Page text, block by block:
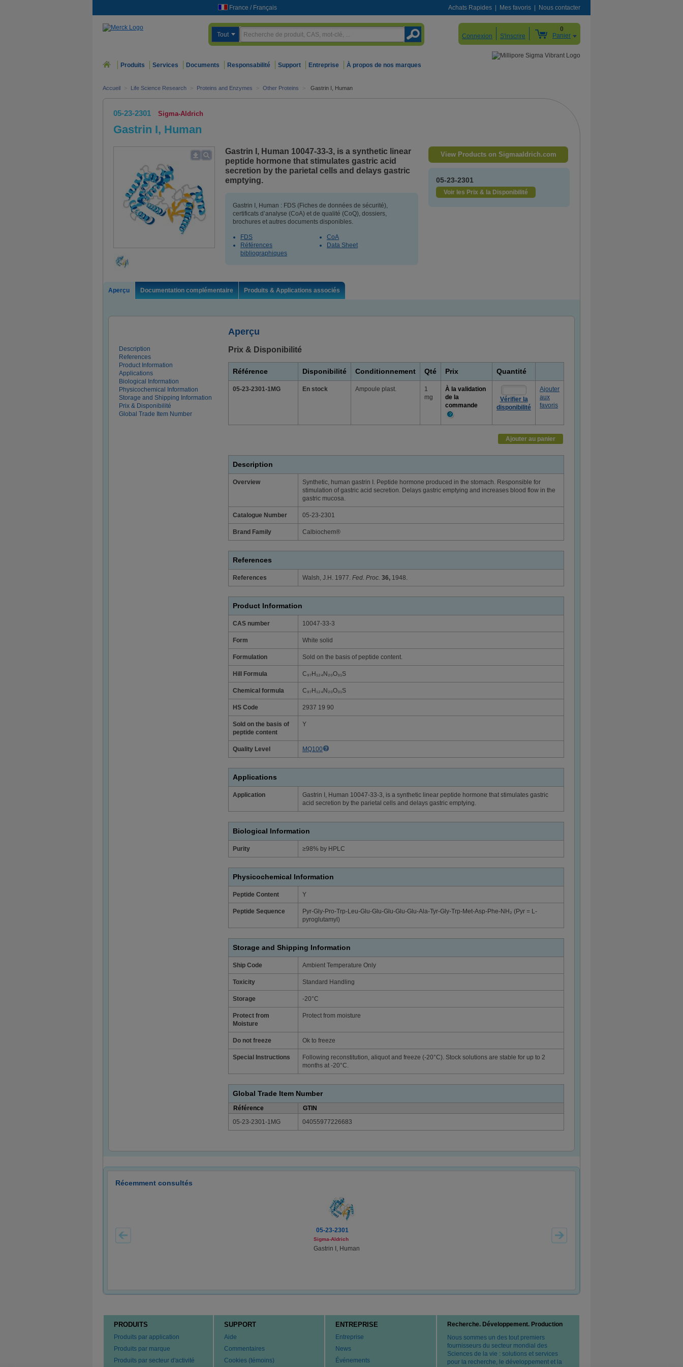
France / Français Achats Rapides Mes favoris Nous contacter
Tout Connexion S'inscrire
0
Panier
Produits Services Documents Responsabilité Support Entreprise À propos de nos marques
Accueil > Life Science Research > Proteins and Enzymes > Other Proteins > Gastrin I, Human
05-23-2301 Sigma-Aldrich
Gastrin I, Human
Gastrin I, Human 10047-33-3, is a synthetic linear
peptide hormone that stimulates gastric acid
secretion by the parietal cells and delays gastric
emptying.
Gastrin I, Human : FDS (Fiches de données de sécurité),
certificats d’analyse (CoA) et de qualité (CoQ), dossiers,
brochures et autres documents disponibles.
FDS
CoA
Références
bibliographiques
Data Sheet
View Products on Sigmaaldrich.com
05-23-2301
Voir les Prix & la Disponibilité
Aperçu Documentation complémentaire Produits & Applications associés
Aperçu
Description
References
Product Information
Applications
Biological Information
Physicochemical Information
Storage and Shipping Information
Prix & Disponibilité
Global Trade Item Number
Prix & Disponibilité
Référence Disponibilité Conditionnement Qté Prix Quantité
05-23-2301-1MG En stock Ampoule plast.
1
mg
À la validation
de la
commande
Plus
Vérifier la
disponibilité
Ajouter
aux
favoris
Ajouter au panier
Description
Overview
Synthetic, human gastrin I. Peptide hormone produced in the stomach. Responsible for
stimulation of gastric acid secretion. Delays gastric emptying and increases blood flow in the
gastric mucosa.
Catalogue Number 05-23-2301
Brand Family Calbiochem®
References
References Walsh, J.H. 1977. Fed. Proc. 36, 1948.
Product Information
CAS number 10047-33-3
Form White solid
Formulation Sold on the basis of peptide content.
Hill Formula C₉₇H₁₂₄N₂₀O₃₁S
Chemical formula C₉₇H₁₂₄N₂₀O₃₁S
HS Code 2937 19 90
Sold on the basis of
peptide content
Y
Quality Level MQ100
Applications
Application
Gastrin I, Human 10047-33-3, is a synthetic linear peptide hormone that stimulates gastric
acid secretion by the parietal cells and delays gastric emptying.
Biological Information
Purity ≥98% by HPLC
Physicochemical Information
Peptide Content Y
Peptide Sequence
Pyr-Gly-Pro-Trp-Leu-Glu-Glu-Glu-Glu-Glu-Ala-Tyr-Gly-Trp-Met-Asp-Phe-NH₂ (Pyr = L-
pyroglutamyl)
Storage and Shipping Information
Ship Code Ambient Temperature Only
Toxicity Standard Handling
Storage -20°C
Protect from
Moisture
Protect from moisture
Do not freeze Ok to freeze
Special Instructions
Following reconstitution, aliquot and freeze (-20°C). Stock solutions are stable for up to 2
months at -20°C.
Global Trade Item Number
Référence
GTIN
05-23-2301-1MG
04055977226683
Récemment consultés
05-23-2301
Sigma-Aldrich
Gastrin I, Human
PRODUITS
Produits par application
Produits par marque
Produits par secteur d'activité
SUPPORT
Aide
Commentaires
Cookies (témoins)
ENTREPRISE
Entreprise
News
Événements
Recherche. Développement. Production
Nous sommes un des tout premiers
fournisseurs du secteur mondial des
Sciences de la vie : solutions et services
pour la recherche, le développement et la